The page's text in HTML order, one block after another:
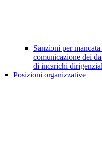
Sanzioni per
comunicazione dei
di incarichi
Posizioni organizzative